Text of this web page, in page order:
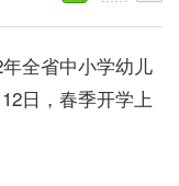
全省中小学幼儿
日，春季开学上